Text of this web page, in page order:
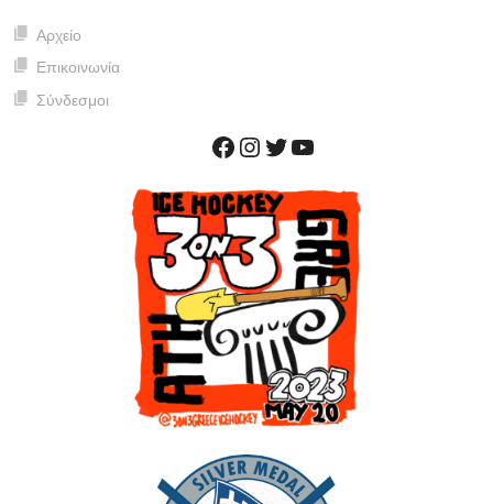
Αρχείο
Επικοινωνία
Σύνδεσμοι
Facebook
Instagram
Twitter
YouTube